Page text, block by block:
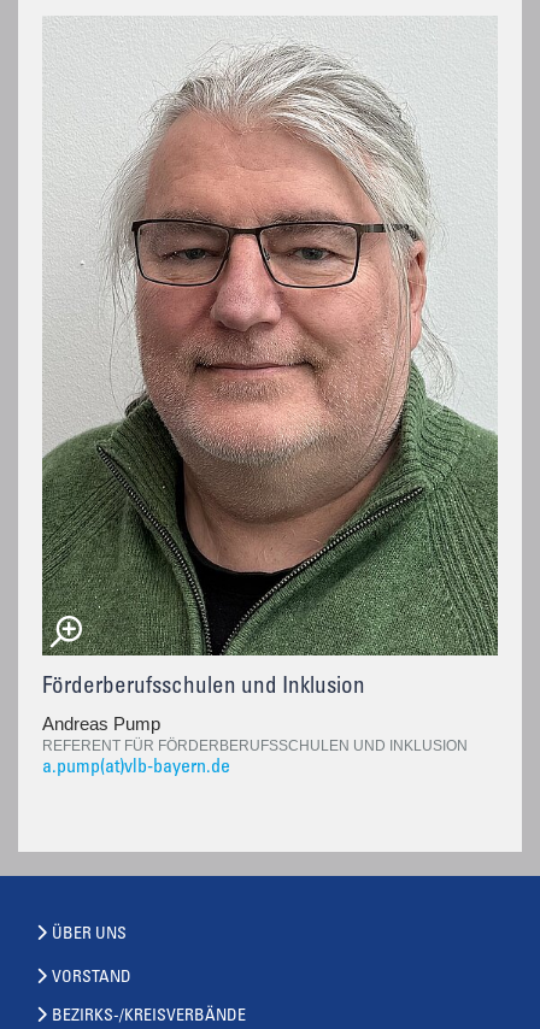
Förderberufsschulen und Inklusion
Andreas Pump
REFERENT FÜR FÖRDERBERUFSSCHULEN UND INKLUSION
a.pump(at)vlb-bayern.de
ÜBER UNS
VORSTAND
BEZIRKS-/KREISVERBÄNDE